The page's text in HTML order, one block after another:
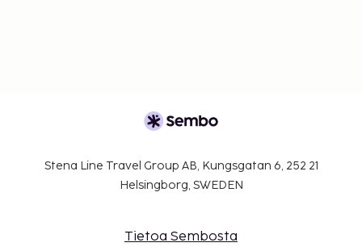
Stena Line Travel Group AB, Kungsgatan 6, 252 21
Helsingborg, SWEDEN
Tietoa Sembosta